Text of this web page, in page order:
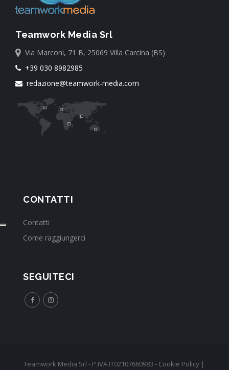
Teamwork Media Srl
Via Marconi, 71 B, 25069 Villa Carcina (BS)
+39 030 8982985
redazione@teamwork-media.com
CONTATTI
Contatti
Come raggiungerci
SEGUITECI
Teamwork Media Srl - P.IVA IT02107660983 - Cookie Policy|